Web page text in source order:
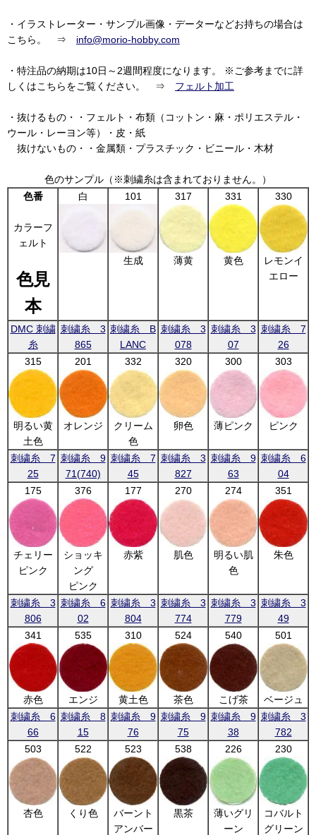
・イラストレーター・サンプル画像・データーなどお持ちの場合は
こちら。 ⇒ info@morio-hobby.com
・特注品の納期は10日～2週間程度になります。 ※ご参考までに詳
しくはこちらをご覧ください。 ⇒ フェルト加工
・抜けるもの・・フェルト・布類（コットン・麻・ポリエステル・
ウール・レーヨン等）・皮・紙
抜けないもの・・金属類・プラスチック・ビニール・木材
色のサンプル（※刺繍糸は含まれておりません。）
色番
カラーフ
ェルト
色見
本
白 101
生成
317
薄黄
331
黄色
330
レモンイ
エロー
DMC 刺繍
糸
刺繍糸 3
865
刺繍糸 B
LANC
刺繍糸 3
078
刺繍糸 3
07
刺繍糸 7
26
315
明るい黄
土色
201
オレンジ
332
クリーム
色
320
卵色
300
薄ピンク
303
ピンク
刺繍糸 7
25
刺繍糸 9
71(740)
刺繍糸 7
45
刺繍糸 3
827
刺繍糸 9
63
刺繍糸 6
04
175
チェリー
ピンク
376
ショッキ
ング
ピンク
177
赤紫
270
肌色
274
明るい肌
色
351
朱色
刺繍糸 3
806
刺繍糸 6
02
刺繍糸 3
804
刺繍糸 3
774
刺繍糸 3
779
刺繍糸 3
49
341
赤色
535
エンジ
310
黄土色
524
茶色
540
こげ茶
501
ベージュ
刺繍糸 6
66
刺繍糸 8
15
刺繍糸 9
76
刺繍糸 9
75
刺繍糸 9
38
刺繍糸 3
782
503
杏色
522
くり色
523
バーント
アンバー
538
黒茶
226
薄いグリ
ーン
230
コバルト
グリーン